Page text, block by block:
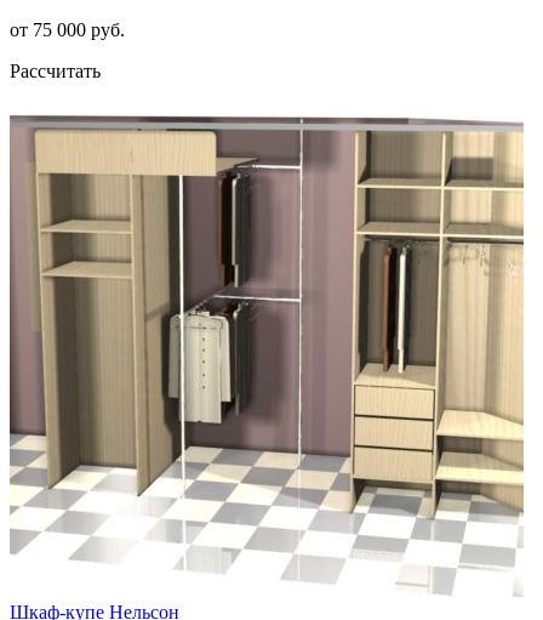
от 75 000 руб.
Рассчитать
Шкаф-купе Нельсон